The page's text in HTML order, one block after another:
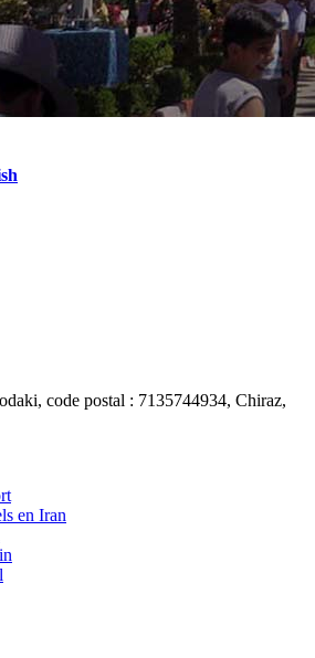
code postal : 7135744934, Chiraz,
en Iran